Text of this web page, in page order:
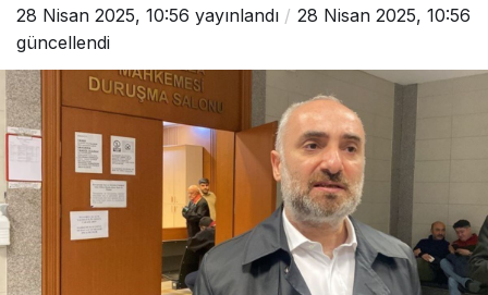
28 Nisan 2025, 10:56 yayınlandı
28 Nisan 2025, 10:56
güncellendi